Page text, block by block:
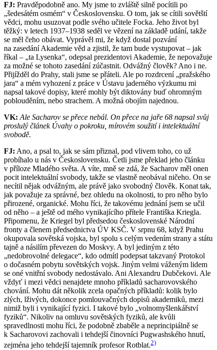
FJ: Pravděpodobně ano. My jsme to zvláště silně pocítili po
„šedesátém osmém“ v Československu. O tom, jak se cítili sovětští
vědci, mohu usuzovat podle svého učitele Focka. Jeho život byl
těžký: v letech 1937–1938 seděl ve vězení na základě udání, takže
se měl čeho obávat. Vyprávěl mi, že když dostal pozvání
na zasedání Akademie věd a zjistil, že tam bude vystupovat – jak
říkal – „ta Lysenka“, odepsal prezidentovi Akademie, že nepovažuje
za možné se tohoto zasedání zúčastnit. Odvážný člověk? Ano i ne.
Přijížděl do Prahy, stali jsme se přáteli. Ale po rozdrcení „pražského
jara“ a mém vyhození z práce v Ústavu jaderného výzkumu mi
napsal takové dopisy, které mohly být diktovány buď ohromným
poblouděním, nebo strachem. A možná obojím najednou.
VK: Ale Sacharov se přece nebál. On přece na jaře 68 napsal svůj
proslulý článek Úvahy o pokroku, mírovém soužití i intelektuální
svobodě.
FJ: Ano, a psal to, jak se sám přiznal, pod vlivem toho, co už
probíhalo u nás v Československu. Četli jsme překlad jeho článku
v příloze Mladého světa. A víte, mně se zdá, že Sacharov měl onen
pocit intelektuální svobody, takže se vlastně neobával ničeho. On se
necítil nějak odvážným, ale právě jako svobodný člověk. Konat tak,
jak považuje za správné, bez ohledu na okolnosti, to pro něho bylo
přirozené, organické. Mohu říci, že takovému jednání jsem se učil
od něho – a ještě od mého vynikajícího přítele Františka Kriegla.
Připomenu, že Kriegel byl předsedou československé Národní
fronty a členem předsednictva ÚV KSČ. V srpnu 68, když Prahu
okupovala sovětská vojska, byl spolu s celým vedením strany a státu
tajně a násilím převezen do Moskvy. A byl jediným z této
„nedobrovolné delegace“, kdo odmítl podepsat takzvaný Protokol
o dočasném pobytu sovětských vojsk. Jiným velmi váženým lidem
se oné vnitřní svobody nedostávalo. Ani Alexandru Dubčekovi. Ale
vždyť i mezi vědci nenajdete mnoho příkladů sacharovovského
chování. Mohu dát několik zcela opačných příkladů: kolik bylo
zlých, lživých, dokonce pomlouvačných dopisů akademiků, mezi
nimiž byli i vynikající fyzici. I takové bylo „volnomyšlenkářství
fyziků“. Nikoliv na omluvu sovětských fyziků, ale kvůli
spravedlnosti mohu říci, že podobně zbaběle a neprincipiálně se
k Sacharovovi zachovali i tehdejší činovníci Pugwashského hnutí,
zejména jeho tehdejší tajemník profesor Rotblat.2)